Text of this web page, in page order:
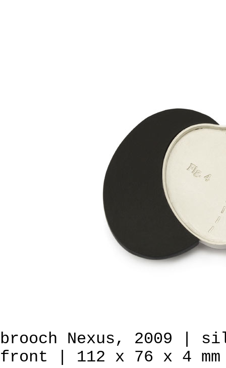
brooch Nexus, 2009 |
front | 112 x 76 x 4 mm